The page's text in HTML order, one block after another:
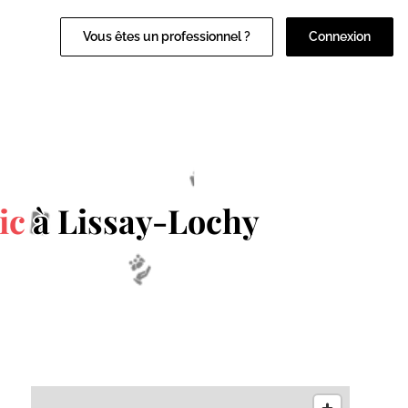
Vous êtes un professionnel ? Connexion
à Lissay-Lochy